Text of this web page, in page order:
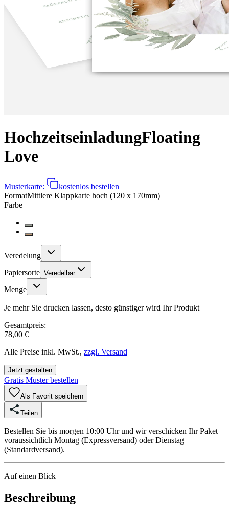
HochzeitseinladungFloating
Love
Musterkarte:
kostenlos bestellen
FormatMittlere Klappkarte hoch (120 x 170mm)
Farbe
Veredelung
Papiersorte Veredelbar
Menge
Je mehr Sie drucken lassen, desto günstiger wird Ihr Produkt
Gesamtpreis:
78,00 €
Alle Preise inkl. MwSt., zzgl. Versand
Jetzt gestalten
Gratis Muster bestellen
Als Favorit speichern
Teilen
Bestellen Sie bis morgen 10:00 Uhr und wir verschicken Ihr Paket
voraussichtlich Montag (Expressversand) oder Dienstag
(Standardversand).
Auf einen Blick
Beschreibung